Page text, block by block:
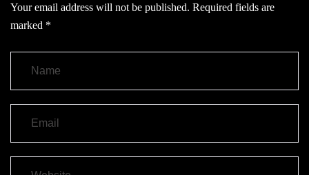
Your email address will not be published. Required fields are
marked *